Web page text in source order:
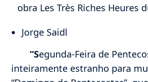
obra Les Très Riches Heures
Jorge Saidl
“Segunda-Feira de
inteiramente estranho para